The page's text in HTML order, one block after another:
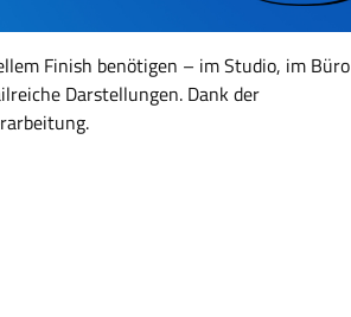
Finish benötigen – im Studio, im Büro
Darstellungen. Dank der